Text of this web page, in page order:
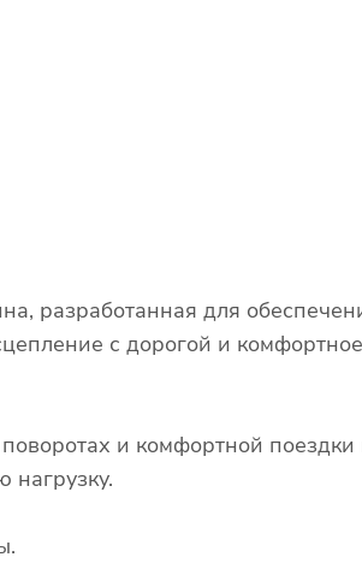
разработанная для
с дорогой и
и комфортной
нагрузку.